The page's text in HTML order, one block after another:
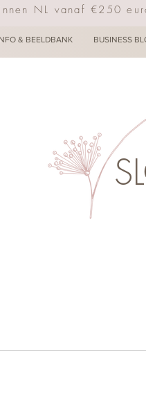
NL vanaf €250
& BEELDBANK BUSINESS